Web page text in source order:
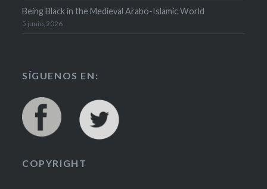
Being Black in the Medieval Arabo-Islamic World
5 junio, 2026
SÍGUENOS EN:
COPYRIGHT